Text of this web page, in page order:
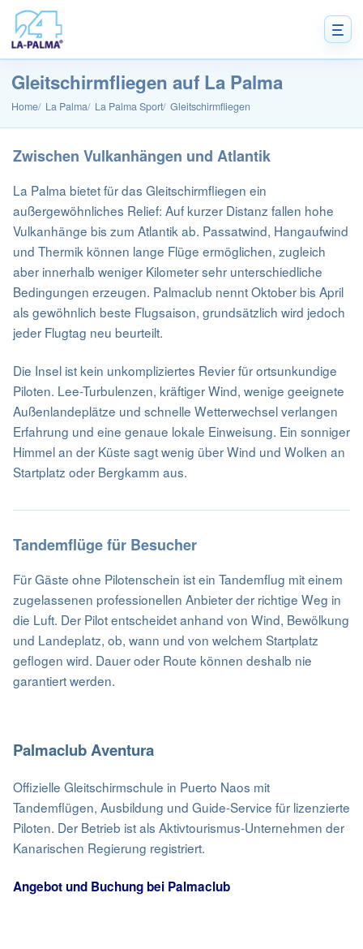
Gleitschirmfliegen auf La Palma
Home La Palma La Palma Sport Gleitschirmfliegen
Zwischen Vulkanhängen und Atlantik
La Palma bietet für das Gleitschirmfliegen ein
außergewöhnliches Relief: Auf kurzer Distanz fallen hohe
Vulkanhänge bis zum Atlantik ab. Passatwind, Hangaufwind
und Thermik können lange Flüge ermöglichen, zugleich
aber innerhalb weniger Kilometer sehr unterschiedliche
Bedingungen erzeugen. Palmaclub nennt Oktober bis April
als gewöhnlich beste Flugsaison, grundsätzlich wird jedoch
jeder Flugtag neu beurteilt.
Die Insel ist kein unkompliziertes Revier für ortsunkundige
Piloten. Lee-Turbulenzen, kräftiger Wind, wenige geeignete
Außenlandeplätze und schnelle Wetterwechsel verlangen
Erfahrung und eine genaue lokale Einweisung. Ein sonniger
Himmel an der Küste sagt wenig über Wind und Wolken an
Startplatz oder Bergkamm aus.
Tandemflüge für Besucher
Für Gäste ohne Pilotenschein ist ein Tandemflug mit einem
zugelassenen professionellen Anbieter der richtige Weg in
die Luft. Der Pilot entscheidet anhand von Wind, Bewölkung
und Landeplatz, ob, wann und von welchem Startplatz
geflogen wird. Dauer oder Route können deshalb nie
garantiert werden.
Palmaclub Aventura
Offizielle Gleitschirmschule in Puerto Naos mit
Tandemflügen, Ausbildung und Guide-Service für lizenzierte
Piloten. Der Betrieb ist als Aktivtourismus-Unternehmen der
Kanarischen Regierung registriert.
Angebot und Buchung bei Palmaclub